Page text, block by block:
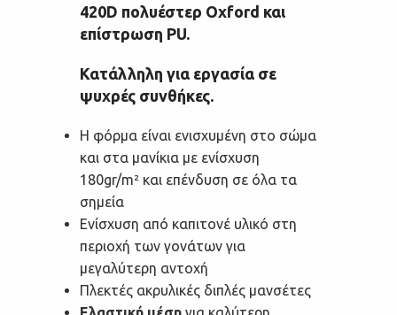
420D πολυέστερ Oxford και
επίστρωση PU.
Κατάλληλη για εργασία σε
ψυχρές συνθήκες.
Η φόρμα είναι ενισχυμένη στο σώμα
και στα μανίκια με ενίσχυση
180gr/m² και επένδυση σε όλα τα
σημεία
Ενίσχυση από καπιτονέ υλικό στη
περιοχή των γονάτων για
μεγαλύτερη αντοχή
Πλεκτές ακρυλικές διπλές μανσέτες